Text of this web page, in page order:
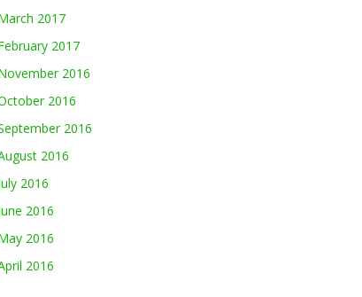
2017
2017
2016
2016
2016
2016
2016
2016
2016
2016